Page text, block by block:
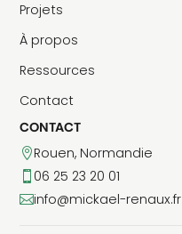
Projets
À propos
Ressources
Contact
CONTACT
Rouen, Normandie
 06 25 23 20 01
info@mickael-renaux.fr